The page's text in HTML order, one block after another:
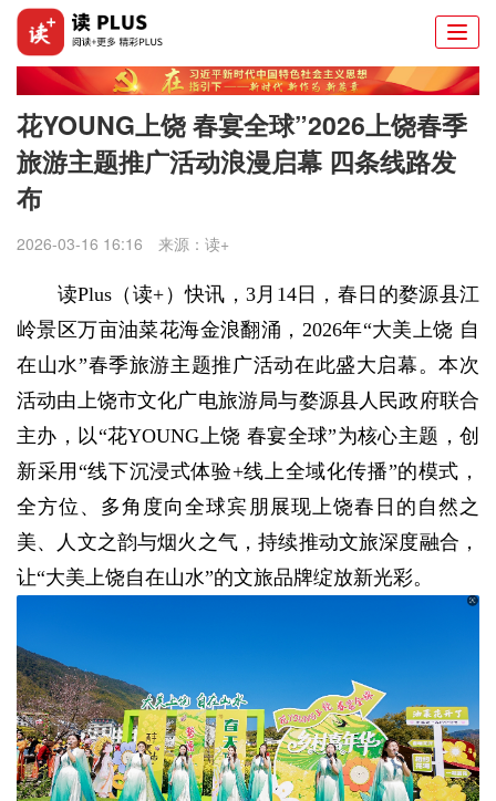
花YOUNG上饶 春宴全球”2026上饶春季
旅游主题推广活动浪漫启幕 四条线路发
布
2026-03-16 16:16 来源： 读+
读Plus（读+）快讯，3月14日，春日的婺源县江
岭景区万亩油菜花海金浪翻涌，2026年“大美上饶 自
在山水”春季旅游主题推广活动在此盛大启幕。本次
活动由上饶市文化广电旅游局与婺源县人民政府联合
主办，以“花YOUNG上饶 春宴全球”为核心主题，创
新采用“线下沉浸式体验+线上全域化传播”的模式，
全方位、多角度向全球宾朋展现上饶春日的自然之
美、人文之韵与烟火之气，持续推动文旅深度融合，
让“大美上饶自在山水”的文旅品牌绽放新光彩。